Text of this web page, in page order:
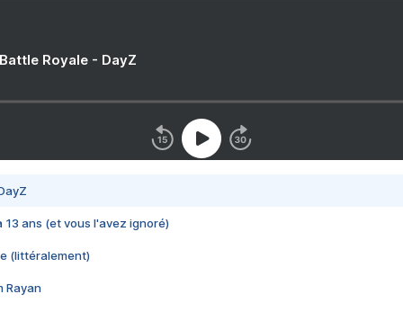
Royale - DayZ
13 ans (et vous l'avez ignoré)
(littéralement)
Rayan